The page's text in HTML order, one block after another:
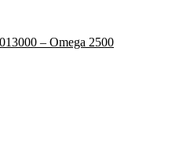
– Omega 2500